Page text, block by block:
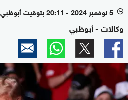
l 5 نوفمبر 2024 - 20:11 بتوقيت أبوظبي
وكالات - أبوظبي